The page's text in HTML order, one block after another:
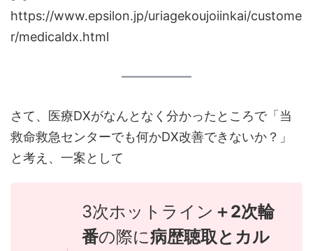
https://www.epsilon.jp/uriagekoujoiinkai/custome
r/medicaldx.html
さて、医療DXがなんとなく分かったところで「当
救命救急センターでも何かDX改善できないか？」
と考え、一案として
3次ホットライン ＋2次輪
番の際に病歴聴取とカル